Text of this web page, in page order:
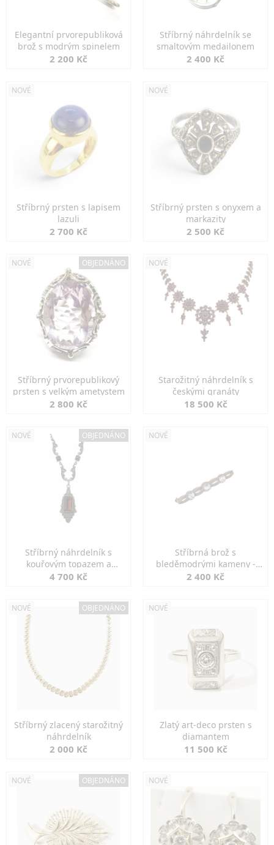
Elegantní prvorepubliková
brož s modrým spinelem
2 200 Kč
Stříbrný náhrdelník se
smaltovým medailonem
2 400 Kč
NOVÉ
Stříbrný prsten s lapisem
lazuli
2 700 Kč
NOVÉ
Stříbrný prsten s onyxem a
markazity
2 500 Kč
NOVÉ OBJEDNÁNO
Stříbrný prvorepublikový
prsten s velkým ametystem
2 800 Kč
NOVÉ
Starožitný náhrdelník s
českými granáty
18 500 Kč
NOVÉ OBJEDNÁNO
Stříbrný náhrdelník s
kouřovým topazem a
markazity
4 700 Kč
NOVÉ
Stříbrná brož s
bleděmodrými kameny -
jemná elegance
2 400 Kč
NOVÉ OBJEDNÁNO
Stříbrný zlacený starožitný
náhrdelník
2 000 Kč
NOVÉ
Zlatý art-deco prsten s
diamantem
11 500 Kč
NOVÉ OBJEDNÁNO NOVÉ